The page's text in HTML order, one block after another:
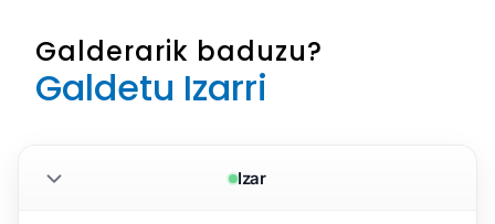
Galderarik baduzu?
Galdetu Izarri
Izar